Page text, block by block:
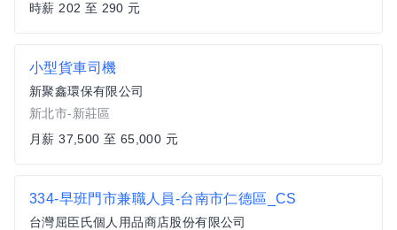
時薪 202 至 290 元
小型貨車司機
新聚鑫環保有限公司
新北市-新莊區
月薪 37,500 至 65,000 元
334-早班門市兼職人員-台南市仁德區_CS
台灣屈臣氏個人用品商店股份有限公司